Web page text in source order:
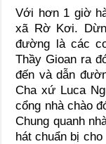
Với hơn 1 giờ
xã Rờ Kơi.
đường là các
Thầy Gioan ra
đến và dẫn
Cha xứ Luca
cổng nhà chào
Chung quanh
hát chuẩn bị